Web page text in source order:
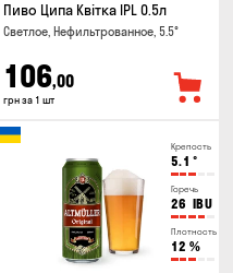
Пиво Ципа Квітка IPL 0.5л
Светлое, Нефильтрованное, 5.5°
106,00
грн за 1 шт
Крепость
5.1 °
Горечь
26 IBU
Плотность
12 %